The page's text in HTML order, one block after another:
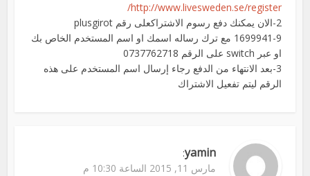
http://www.livesweden.se/register/
2-الان يمكنك دفع رسوم الاشتراكعلى رقم plusgirot
1699941-9 مع ترك رساله اسمك او اسم المستخدم الخاص بك
او عبر switch على الرقم 0737762718
3-بعد الانتهاء من الدفع رجاء إرسال اسم المستخدم على هذه
الرقم ليتم تفعيل الاشتراك
yamin
:
مارس 11, 2015 الساعة 10:30 م